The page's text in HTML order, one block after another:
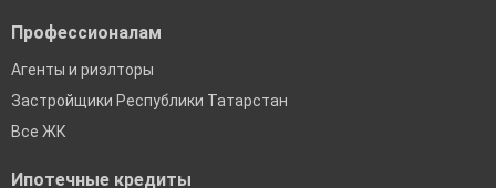
Профессионалам
Агенты и риэлторы
Застройщики Республики Татарстан
Все ЖК
Ипотечные кредиты